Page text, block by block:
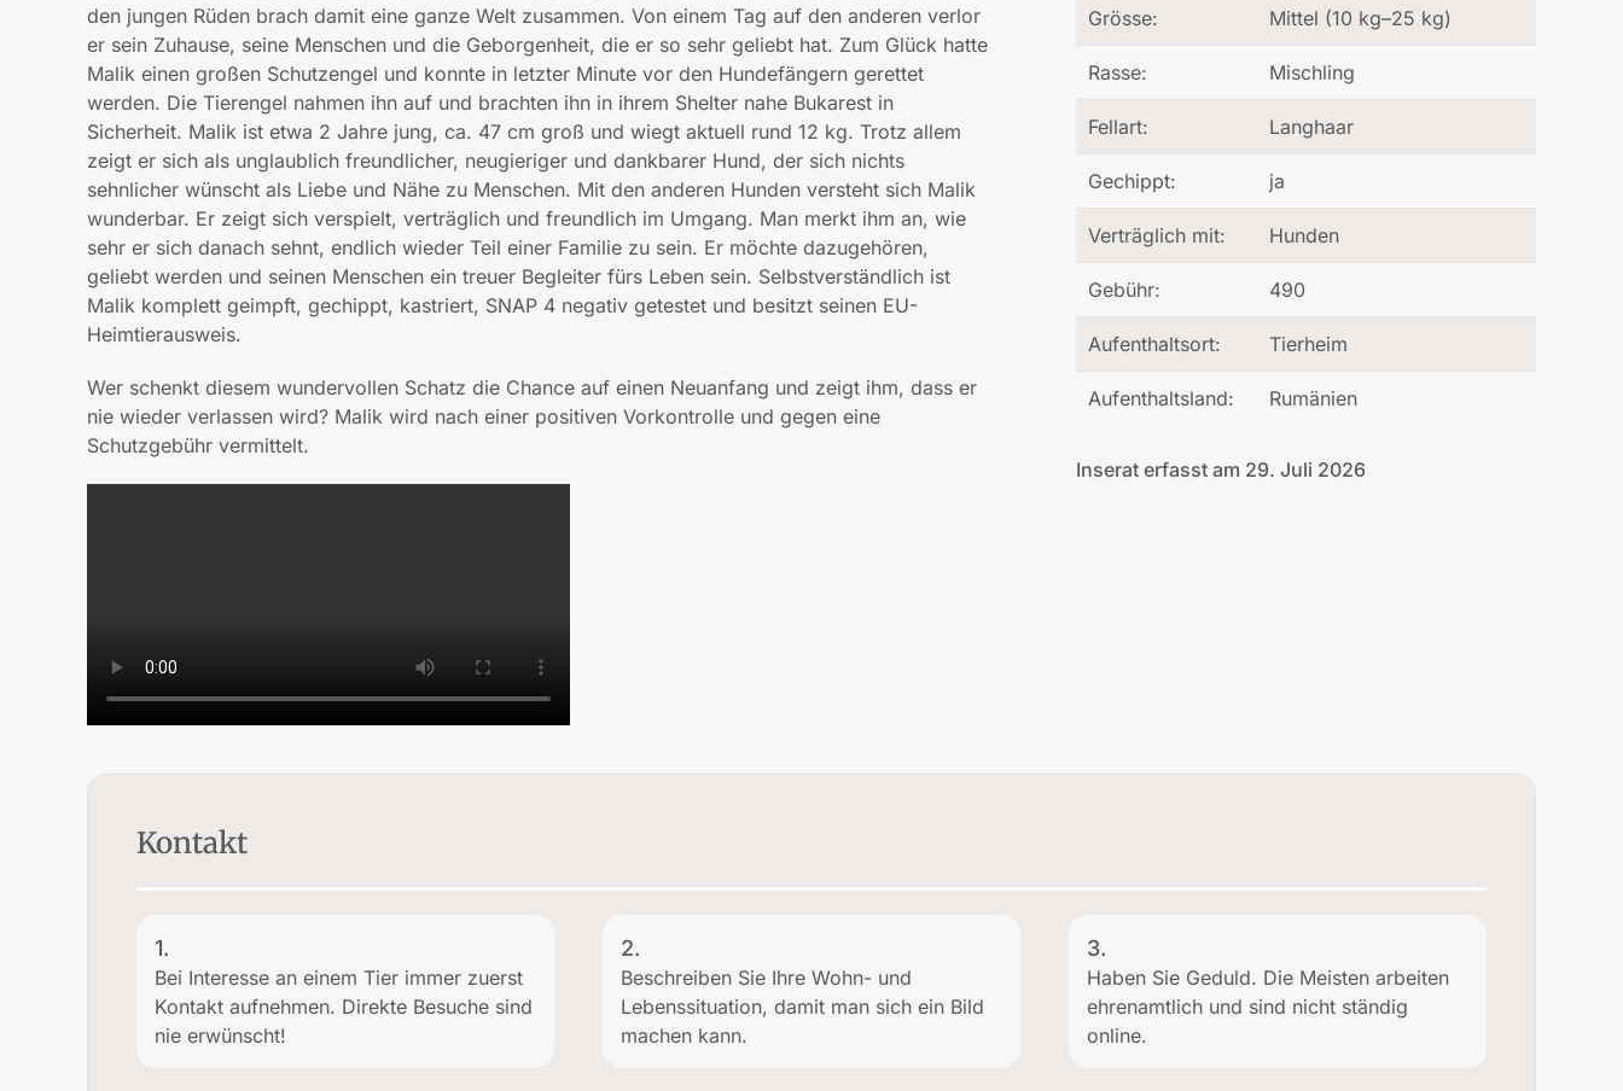
den jungen Rüden brach damit eine ganze Welt zusammen. Von einem Tag auf den anderen verlor
er sein Zuhause, seine Menschen und die Geborgenheit, die er so sehr geliebt hat. Zum Glück hatte
Malik einen großen Schutzengel und konnte in letzter Minute vor den Hundefängern gerettet
werden. Die Tierengel nahmen ihn auf und brachten ihn in ihrem Shelter nahe Bukarest in
Sicherheit. Malik ist etwa 2 Jahre jung, ca. 47 cm groß und wiegt aktuell rund 12 kg. Trotz allem
zeigt er sich als unglaublich freundlicher, neugieriger und dankbarer Hund, der sich nichts
sehnlicher wünscht als Liebe und Nähe zu Menschen. Mit den anderen Hunden versteht sich Malik
wunderbar. Er zeigt sich verspielt, verträglich und freundlich im Umgang. Man merkt ihm an, wie
sehr er sich danach sehnt, endlich wieder Teil einer Familie zu sein. Er möchte dazugehören,
geliebt werden und seinen Menschen ein treuer Begleiter fürs Leben sein. Selbstverständlich ist
Malik komplett geimpft, gechippt, kastriert, SNAP 4 negativ getestet und besitzt seinen EU-
Heimtierausweis.
Wer schenkt diesem wundervollen Schatz die Chance auf einen Neuanfang und zeigt ihm, dass er
nie wieder verlassen wird? Malik wird nach einer positiven Vorkontrolle und gegen eine
Schutzgebühr vermittelt.
Grösse: Mittel (10 kg–25 kg)
Rasse: Mischling
Fellart: Langhaar
Gechippt: ja
Verträglich mit: Hunden
Gebühr: 490
Aufenthaltsort: Tierheim
Aufenthaltsland: Rumänien
Inserat erfasst am 29. Juli 2026
Kontakt
1.
Bei Interesse an einem Tier immer zuerst
Kontakt aufnehmen. Direkte Besuche sind
nie erwünscht!
2.
Beschreiben Sie Ihre Wohn- und
Lebenssituation, damit man sich ein Bild
machen kann.
3.
Haben Sie Geduld. Die Meisten arbeiten
ehrenamtlich und sind nicht ständig
online.